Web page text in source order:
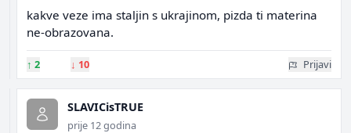
kakve veze ima staljin s ukrajinom, pizda ti materina
ne-obrazovana.
↑ 2 ↓ 10 Prijavi
SLAVICisTRUE
prije 12 godina